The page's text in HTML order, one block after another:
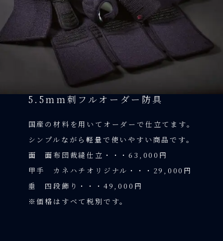
5.5mm刺フルオーダー防具
国産の材料を用いてオーダーで仕立てます。
シンプルながら軽量で使いやすい商品です。
面 面布団裁縫仕立・・・63,000円
甲手 カネハチオリジナル・・・29,000円
垂 四段飾り・・・49,000円
※価格はすべて税別です。